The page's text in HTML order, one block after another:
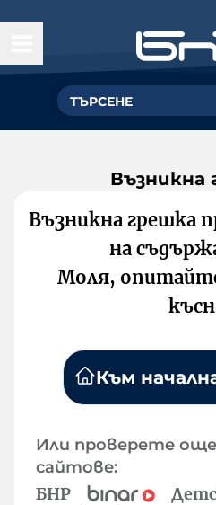
Възникна
Възникна грешка
на
Моля,
Към
Или проверете
сайтове:
БНР